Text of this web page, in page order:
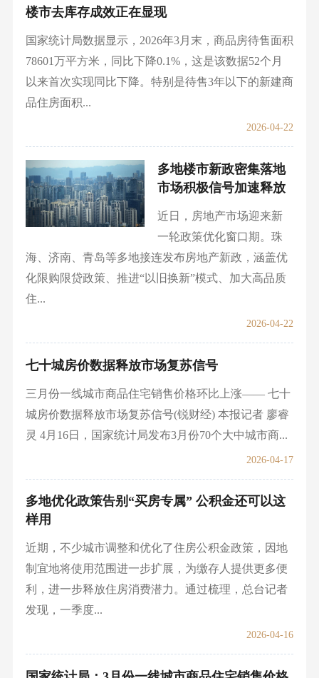
楼市去库存成效正在显现
国家统计局数据显示，2026年3月末，商品房待售面积
78601万平方米，同比下降0.1%，这是该数据52个月
以来首次实现同比下降。特别是待售3年以下的新建商
品住房面积...
2026-04-22
多地楼市新政密集落地
市场积极信号加速释放
近日，房地产市场迎来新
一轮政策优化窗口期。珠
海、济南、青岛等多地接连发布房地产新政，涵盖优
化限购限贷政策、推进“以旧换新”模式、加大高品质
住...
2026-04-22
七十城房价数据释放市场复苏信号
三月份一线城市商品住宅销售价格环比上涨—— 七十
城房价数据释放市场复苏信号(锐财经) 本报记者 廖睿
灵 4月16日，国家统计局发布3月份70个大中城市商...
2026-04-17
多地优化政策告别“买房专属” 公积金还可以这
样用
近期，不少城市调整和优化了住房公积金政策，因地
制宜地将使用范围进一步扩展，为缴存人提供更多便
利，进一步释放住房消费潜力。通过梳理，总台记者
发现，一季度...
2026-04-16